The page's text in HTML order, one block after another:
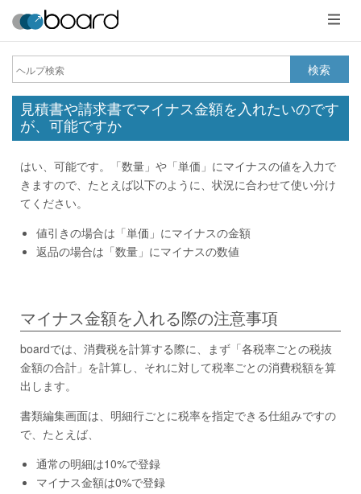
メ
ニ
ュ
ー
検索
見積書や請求書でマイナス金額を入れたいのです
が、可能ですか
はい、可能です。「数量」や「単価」にマイナスの値を入力で
きますので、たとえば以下のように、状況に合わせて使い分け
てください。
値引きの場合は「単価」にマイナスの金額
返品の場合は「数量」にマイナスの数値
マイナス金額を入れる際の注意事項
boardでは、消費税を計算する際に、まず「各税率ごとの税抜
金額の合計」を計算し、それに対して税率ごとの消費税額を算
出します。
書類編集画面は、明細行ごとに税率を指定できる仕組みですの
で、たとえば、
通常の明細は10%で登録
マイナス金額は0%で登録